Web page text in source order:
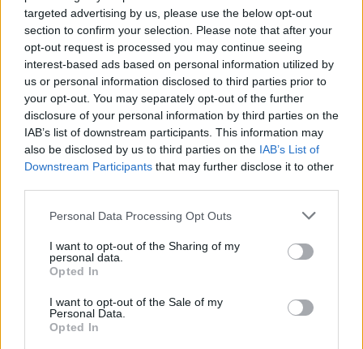
targeted advertising by us, please use the below opt-out
section to confirm your selection. Please note that after your
opt-out request is processed you may continue seeing
interest-based ads based on personal information utilized by
us or personal information disclosed to third parties prior to
your opt-out. You may separately opt-out of the further
disclosure of your personal information by third parties on the
IAB’s list of downstream participants. This information may
also be disclosed by us to third parties on the IAB’s List of
Downstream Participants that may further disclose it to other
Personal Data Processing Opt Outs
I want to opt-out of the Sharing of my
personal data.
Opted In
I want to opt-out of the Sale of my
Personal Data.
Opted In
boltlánc termékére: ha te is ilyet vettél,
azonnal hagyd abba a használatát
A Nemzeti Kereskedelmi és Fogyasztóvédelmi Hatóság
(NKFH) termékvisszahívásra figyelmeztet.
Itt a bejelentés, sokak kedvenc áruháza tűnhet